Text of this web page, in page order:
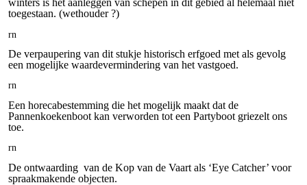
winters is het aanleggen van schepen in dit gebied al helemaal niet
toegestaan. (wethouder ?)
rn
De verpaupering van dit stukje historisch erfgoed met als gevolg
een mogelijke waardevermindering van het vastgoed.
rn
Een horecabestemming die het mogelijk maakt dat de
Pannenkoekenboot kan verworden tot een Partyboot griezelt ons
toe.
rn
De ontwaarding van de Kop van de Vaart als ‘Eye Catcher’ voor
spraakmakende objecten.